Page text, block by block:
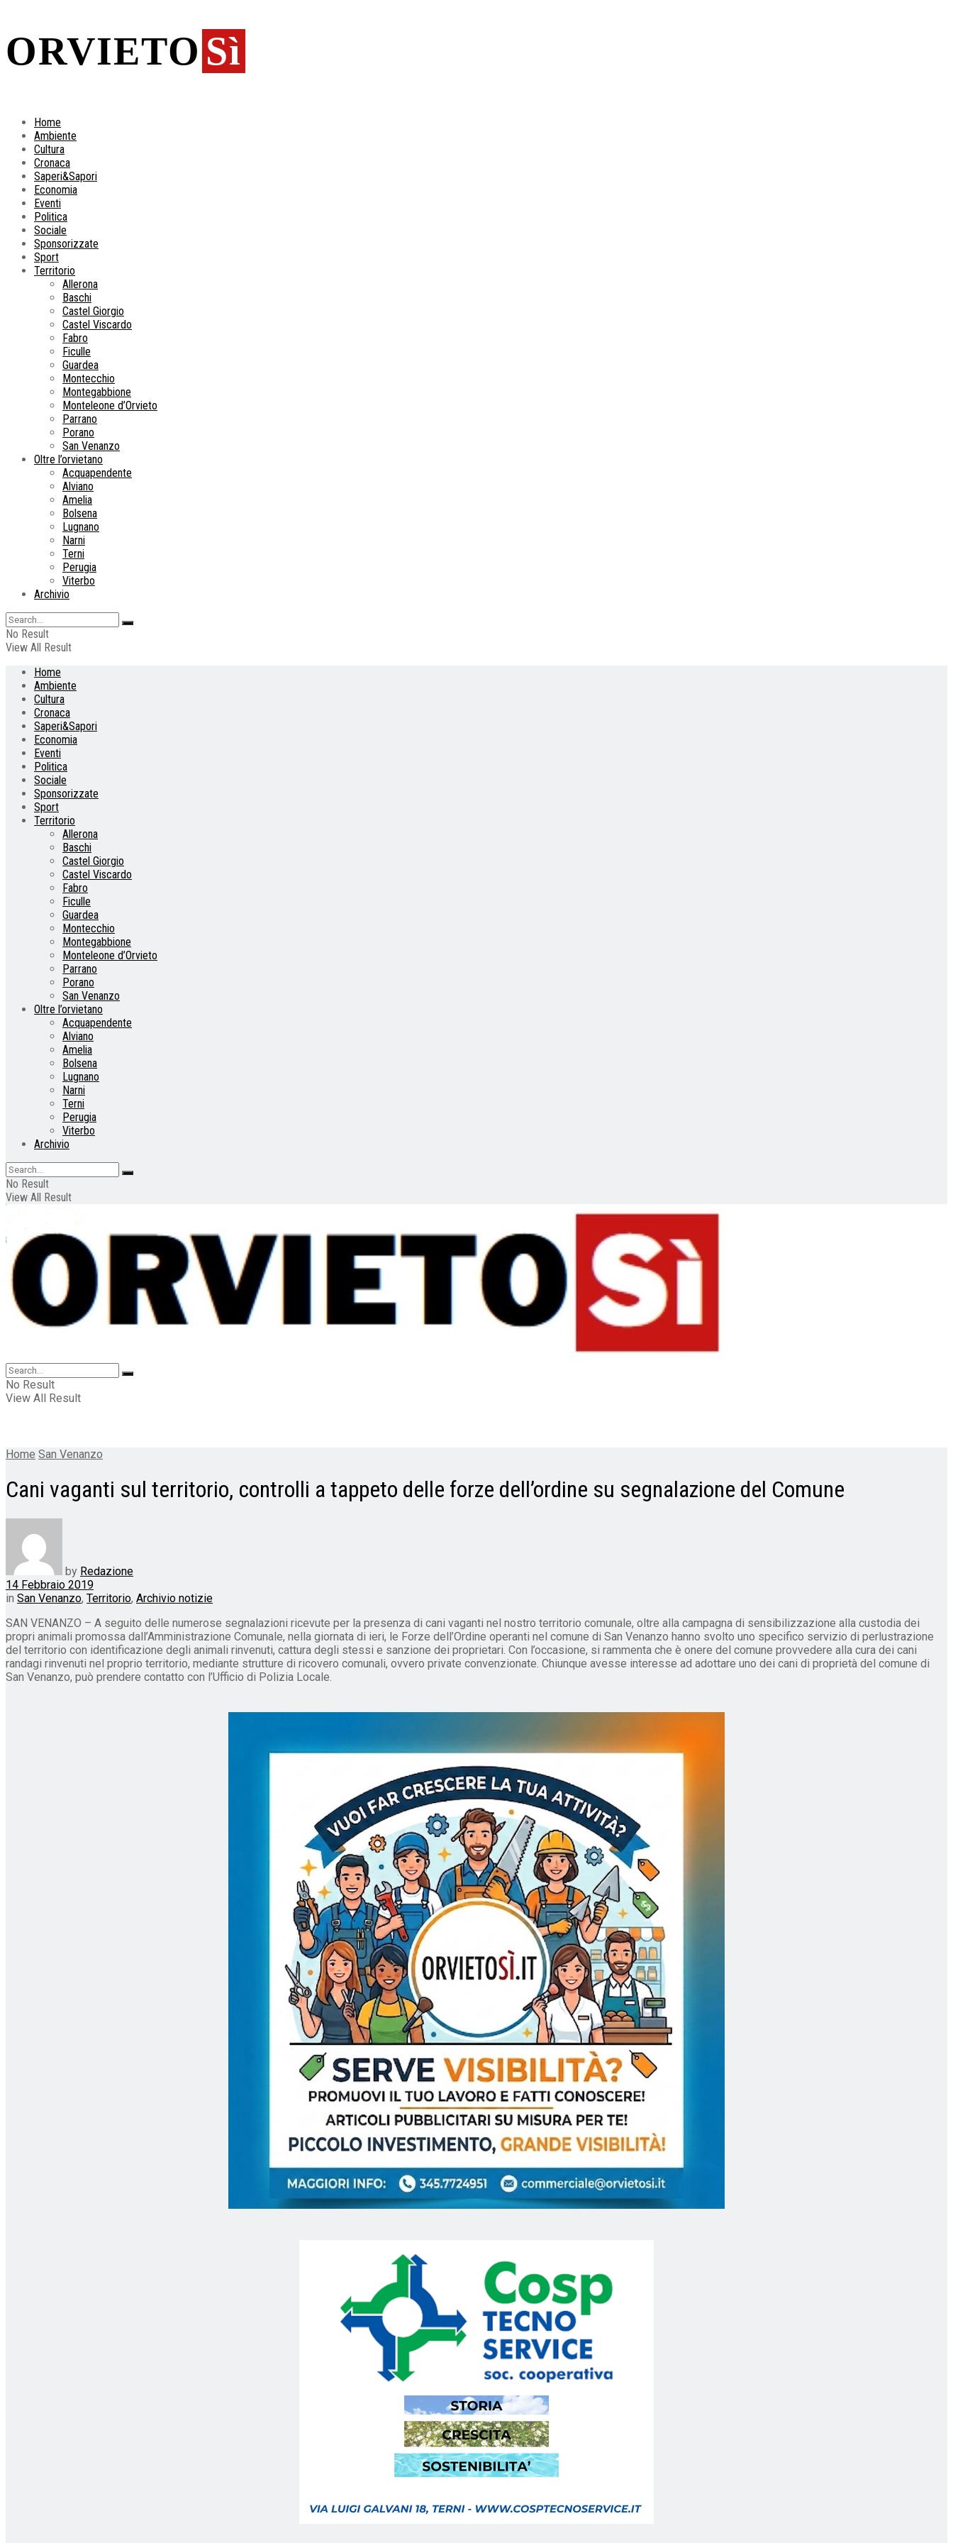
ORVIETO Sì
Home
Ambiente
Cultura
Cronaca
Saperi&Sapori
Economia
Eventi
Politica
Sociale
Sponsorizzate
Sport
Territorio
Allerona
Baschi
Castel Giorgio
Castel Viscardo
Fabro
Ficulle
Guardea
Montecchio
Montegabbione
Monteleone d’Orvieto
Parrano
Porano
San Venanzo
Oltre l’orvietano
Acquapendente
Alviano
Amelia
Bolsena
Lugnano
Narni
Terni
Perugia
Viterbo
Archivio
No Result
View All Result
Home
Ambiente
Cultura
Cronaca
Saperi&Sapori
Economia
Eventi
Politica
Sociale
Sponsorizzate
Sport
Territorio
Allerona
Baschi
Castel Giorgio
Castel Viscardo
Fabro
Ficulle
Guardea
Montecchio
Montegabbione
Monteleone d’Orvieto
Parrano
Porano
San Venanzo
Oltre l’orvietano
Acquapendente
Alviano
Amelia
Bolsena
Lugnano
Narni
Terni
Perugia
Viterbo
Archivio
No Result
View All Result
No Result
View All Result
Home San Venanzo
Cani vaganti sul territorio, controlli a tappeto delle forze dell’ordine su segnalazione del Comune
by Redazione
14 Febbraio 2019
in San Venanzo, Territorio, Archivio notizie
SAN VENANZO – A seguito delle numerose segnalazioni ricevute per la presenza di cani vaganti nel nostro territorio comunale, oltre alla campagna di sensibilizzazione alla custodia dei
propri animali promossa dall’Amministrazione Comunale, nella giornata di ieri, le Forze dell’Ordine operanti nel comune di San Venanzo hanno svolto uno specifico servizio di perlustrazione
del territorio con identificazione degli animali rinvenuti, cattura degli stessi e sanzione dei proprietari. Con l’occasione, si rammenta che è onere del comune provvedere alla cura dei cani
randagi rinvenuti nel proprio territorio, mediante strutture di ricovero comunali, ovvero private convenzionate. Chiunque avesse interesse ad adottare uno dei cani di proprietà del comune di
San Venanzo, può prendere contatto con l’Ufficio di Polizia Locale.